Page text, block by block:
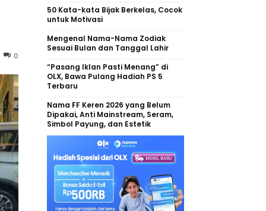
0
50 Kata-kata Bijak Berkelas, Cocok
untuk Motivasi
Mengenal Nama-Nama Zodiak
Sesuai Bulan dan Tanggal Lahir
“Pasang Iklan Pasti Menang” di
OLX, Bawa Pulang Hadiah PS 5
Terbaru
Nama FF Keren 2026 yang Belum
Dipakai, Anti Mainstream, Seram,
Simbol Payung, dan Estetik